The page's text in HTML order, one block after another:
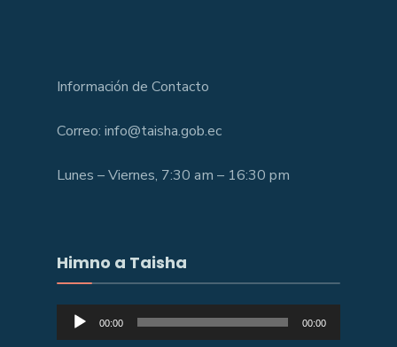
Información de Contacto
Correo: info@taisha.gob.ec
Lunes – Viernes, 7:30 am – 16:30 pm
Himno a Taisha
Reproductor
de
00:00 00:00